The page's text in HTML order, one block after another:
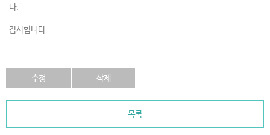
다.
감사합니다.
수정 삭제
목록